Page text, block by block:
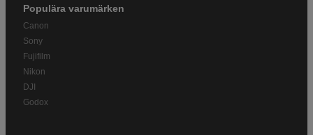
Populära varumärken
Canon
Sony
Fujifilm
Nikon
DJI
Godox